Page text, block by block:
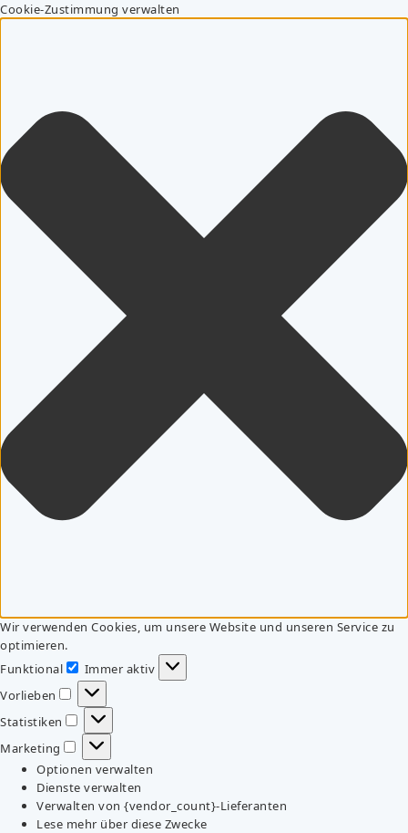
Cookie-Zustimmung verwalten
Wir verwenden Cookies, um unsere Website und unseren Service zu
optimieren.
Funktional
Funktional
Immer aktiv
Vorlieben
Vorlieben
Statistiken
Statistiken
Marketing
Marketing
Optionen verwalten
Dienste verwalten
Verwalten von {vendor_count}-Lieferanten
Lese mehr über diese Zwecke